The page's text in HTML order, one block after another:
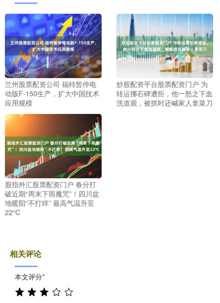
兰州股票配资公司 福特暂停电
动版F-150生产，扩大中国技术
应用规模
炒股配资平台股票配资门户 为
转运挪石碑遭拒，他一怒之下血
洗道观，被抓时还喊家人拿菜刀
股指外汇股票配资门户 春分打
破近期“周末下雨魔咒”！四川盆
地暖阳“不打烊” 最高气温升至
22℃
相关评论
本文评分*